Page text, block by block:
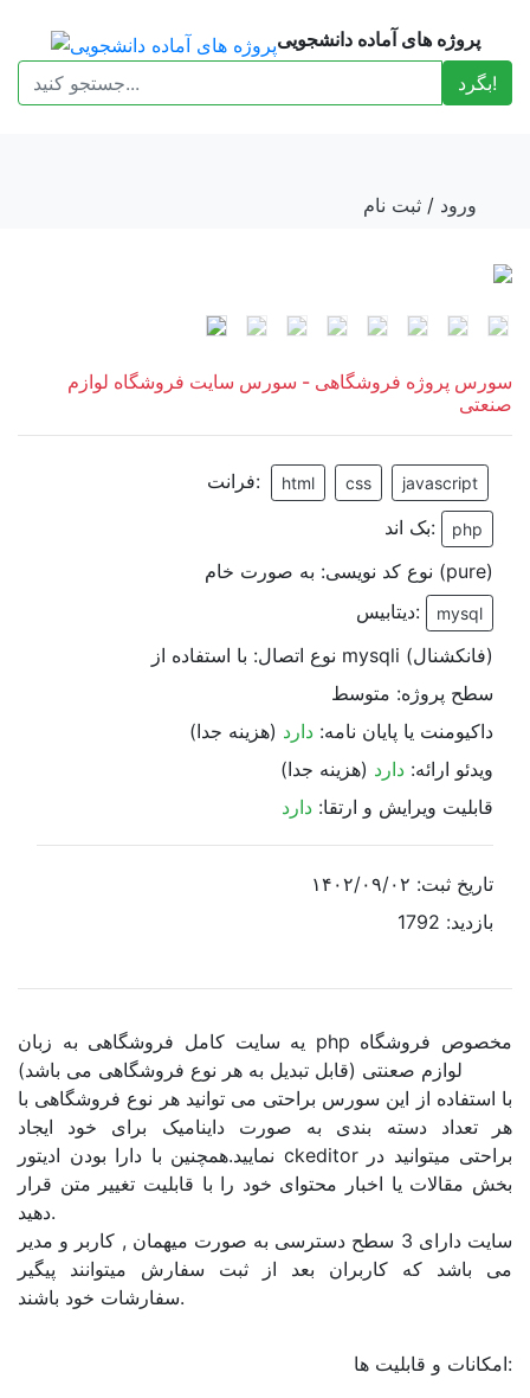
پروژه های آماده دانشجویی
بگرد!
ورود / ثبت نام
Next
سورس پروژه فروشگاهی - سورس سایت فروشگاه لوازم
صنعتی
فرانت: html css javascript
بک اند: php
نوع کد نویسی: به صورت خام (pure)
دیتابیس:
mysql
نوع اتصال: با استفاده از mysqli (فانکشنال)
سطح پروژه: متوسط
داکیومنت یا پایان نامه: دارد (هزینه جدا)
ویدئو ارائه: دارد (هزینه جدا)
قابلیت ویرایش و ارتقا: دارد
تاریخ ثبت: ۱۴۰۲/۰۹/۰۲
بازدید: 1792
یه سایت کامل فروشگاهی به زبان php مخصوص فروشگاه
لوازم صعنتی (قابل تبدیل به هر نوع فروشگاهی می باشد)
با استفاده از این سورس براحتی می توانید هر نوع فروشگاهی با
هر تعداد دسته بندی به صورت داینامیک برای خود ایجاد
نمایید.همچنین با دارا بودن ادیتور ckeditor براحتی میتوانید در
بخش مقالات یا اخبار محتوای خود را با قابلیت تغییر متن قرار
دهید.
سایت دارای 3 سطح دسترسی به صورت میهمان , کاربر و مدیر
می باشد که کاربران بعد از ثبت سفارش میتوانند پیگیر
سفارشات خود باشند.
امکانات و قابلیت ها: